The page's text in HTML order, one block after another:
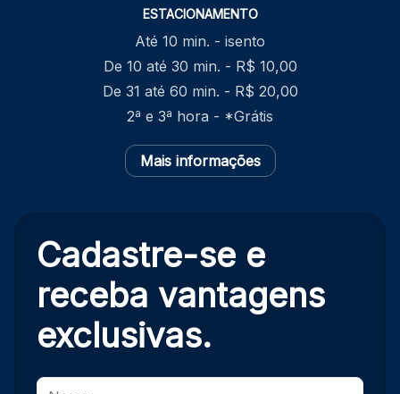
ESTACIONAMENTO
Até 10 min. - isento
De 10 até 30 min. - R$ 10,00
De 31 até 60 min. - R$ 20,00
2ª e 3ª hora - *Grátis
Mais informações
Cadastre-se e
receba vantagens
exclusivas.